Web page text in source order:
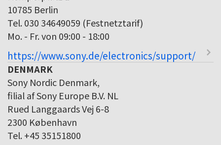
10785 Berlin
Tel. 030 34649059 (Festnetztarif)
Mo. - Fr. von 09:00 - 18:00
https://www.sony.de/electronics/support/
DENMARK
Sony Nordic Denmark,
filial af Sony Europe B.V. NL
Rued Langgaards Vej 6-8
2300 København
Tel. +45 35151800